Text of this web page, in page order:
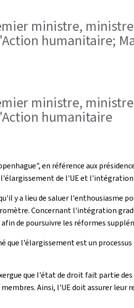
ministre,
humanitaire;
ministre,
humanitaire
en référence aux
de l'UE et
y a lieu de saluer l'enthousiasme
Concernant l'intégration
de poursuivre les réformes
que l'élargissement est un
que l'état de droit fait partie
Ainsi, l'UE doit assurer